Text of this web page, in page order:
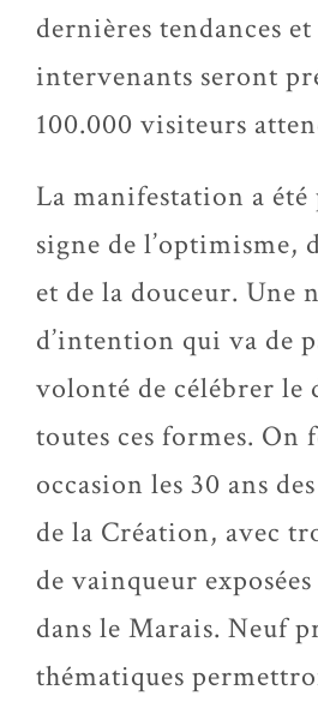
dernières tendances
intervenants seront
100.000 visiteurs
La manifestation a été
signe de l’optimisme,
et de la douceur. Une
d’intention qui va de
volonté de célébrer le
toutes ces formes. On
occasion les 30 ans
de la Création, avec
de vainqueur
dans le Marais. Neuf
thématiques